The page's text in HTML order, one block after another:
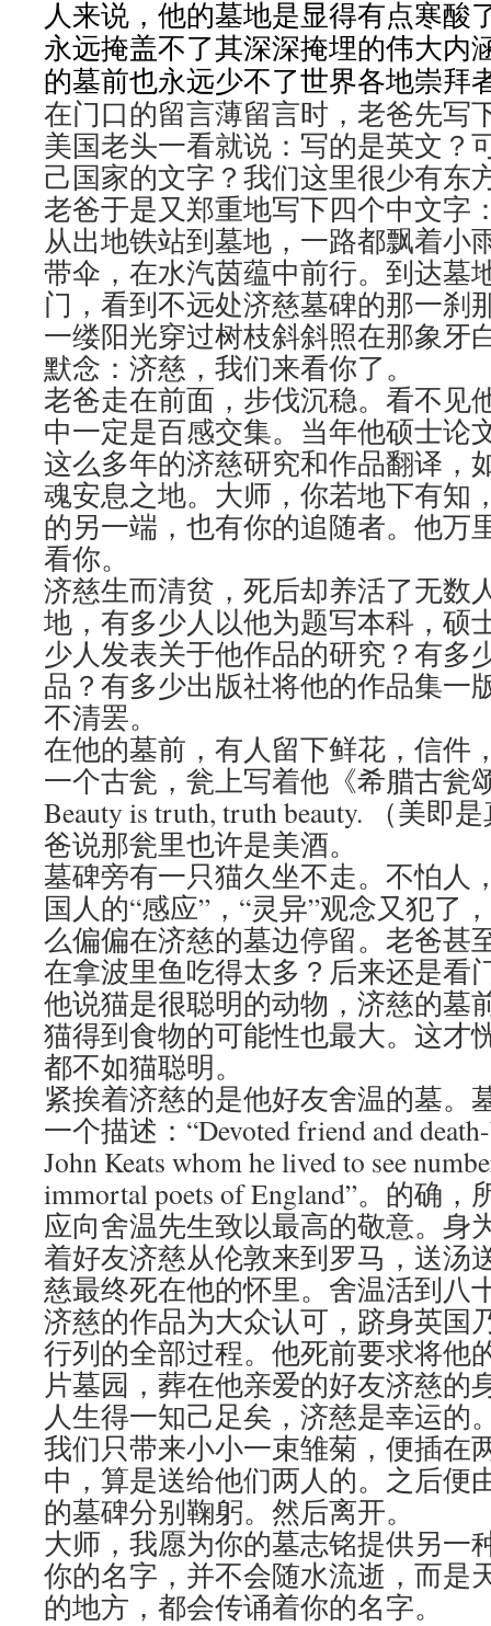
人来说，他的墓地是显得有点寒酸
永远掩盖不了其深深掩埋的伟大内
的墓前也永远少不了世界各地崇拜
在门口的留言薄留言时，老爸先写
美国老头一看就说：写的是英文？
己国家的文字？我们这里很少有东
老爸于是又郑重地写下四个中文字
从出地铁站到墓地，一路都飘着小
带伞，在水汽茵蕴中前行。到达墓
门，看到不远处济慈墓碑的那一刹
一缕阳光穿过树枝斜斜照在那象牙
默念：济慈，我们来看你了。
老爸走在前面，步伐沉稳。看不见
中一定是百感交集。当年他硕士论
这么多年的济慈研究和作品翻译，
魂安息之地。大师，你若地下有知
的另一端，也有你的追随者。他万
看你。
济慈生而清贫，死后却养活了无数
地，有多少人以他为题写本科，硕
少人发表关于他作品的研究？有多
品？有多少出版社将他的作品集一
不清罢。
在他的墓前，有人留下鲜花，信件
一个古瓮，瓮上写着他《希腊古瓮
Beauty is truth, truth beauty. （美即
爸说那瓮里也许是美酒。
墓碑旁有一只猫久坐不走。不怕人
国人的“感应”，“灵异”观念又犯了
么偏偏在济慈的墓边停留。老爸甚
在拿波里鱼吃得太多？后来还是看
他说猫是很聪明的动物，济慈的墓
猫得到食物的可能性也最大。这才
都不如猫聪明。
紧挨着济慈的是他好友舍温的墓。
一个描述：“Devoted friend and
John Keats whom he lived to see
immortal poets of England”。的确
应向舍温先生致以最高的敬意。身
着好友济慈从伦敦来到罗马，送汤
慈最终死在他的怀里。舍温活到八
济慈的作品为大众认可，跻身英国
行列的全部过程。他死前要求将他
片墓园，葬在他亲爱的好友济慈的
人生得一知己足矣，济慈是幸运的
我们只带来小小一束雏菊，便插在
中，算是送给他们两人的。之后便
的墓碑分别鞠躬。然后离开。
大师，我愿为你的墓志铭提供另一
你的名字，并不会随水流逝，而是
的地方，都会传诵着你的名字。